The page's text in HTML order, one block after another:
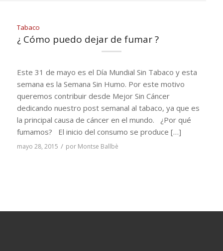
Tabaco
¿ Cómo puedo dejar de fumar ?
Este 31 de mayo es el Día Mundial Sin Tabaco y esta
semana es la Semana Sin Humo. Por este motivo
queremos contribuir desde Mejor Sin Cáncer
dedicando nuestro post semanal al tabaco, ya que es
la principal causa de cáncer en el mundo. ¿Por qué
fumamos? El inicio del consumo se produce […]
mayo 28, 2015 / por Montse Ballbè